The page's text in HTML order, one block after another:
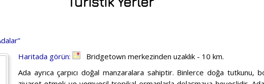
Haritada görün:
Bridgetown merkezinden uzaklık - 10 km.
Ada ayrıca çarpıcı doğal manzaralara sahiptir. Binlerce doğa tutkunu,